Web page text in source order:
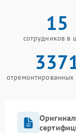
15
сотрудников в
отремонтированных